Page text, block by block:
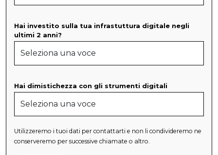
Hai investito sulla tua infrastuttura digitale negli
ultimi 2 anni?
Hai dimistichezza con gli strumenti digitali
Utilizzeremo i tuoi dati per contattarti e non li condivideremo ne
conserveremo per successive chiamate o altro.